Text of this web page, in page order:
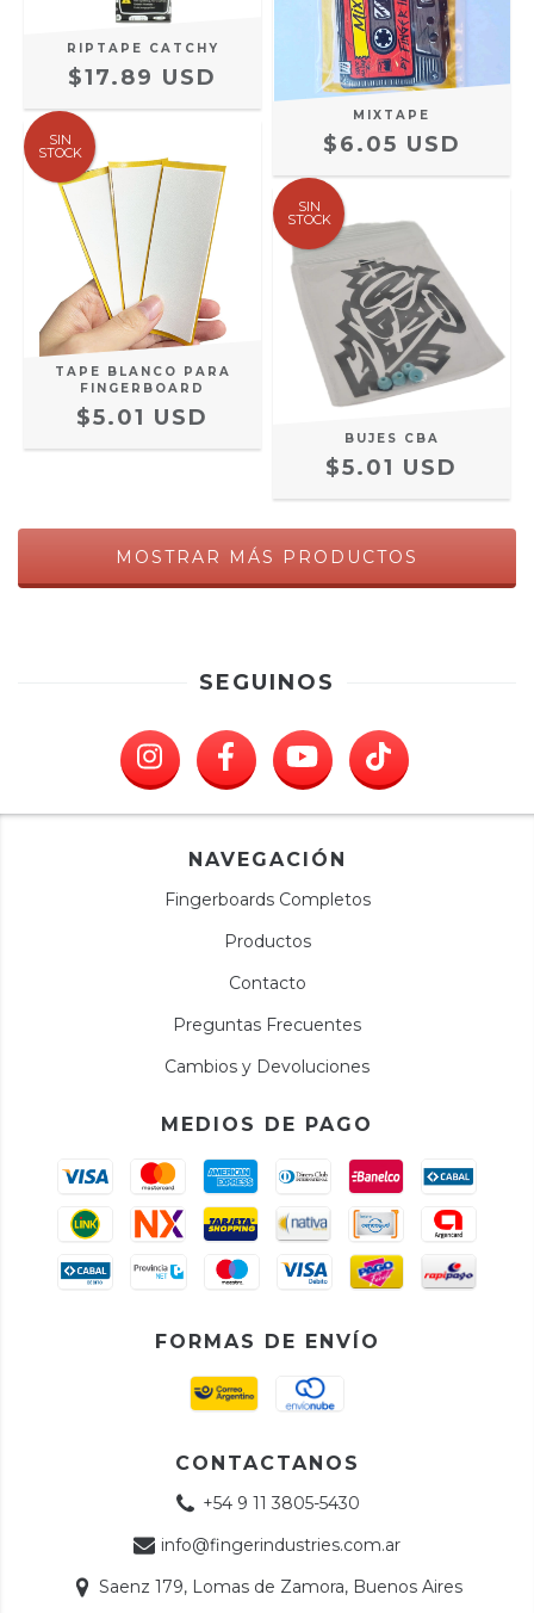
RIPTAPE CATCHY
$17.89 USD
MIXTAPE
$6.05 USD
SIN
STOCK
TAPE BLANCO PARA
FINGERBOARD
$5.01 USD
SIN
STOCK
BUJES CBA
$5.01 USD
MOSTRAR MÁS PRODUCTOS
SEGUINOS
NAVEGACIÓN
Fingerboards Completos
Productos
Contacto
Preguntas Frecuentes
Cambios y Devoluciones
MEDIOS DE PAGO
FORMAS DE ENVÍO
CONTACTANOS
+54 9 11 3805-5430
info@fingerindustries.com.ar
Saenz 179, Lomas de Zamora, Buenos Aires